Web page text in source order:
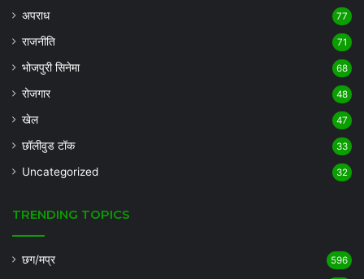
अपराध 77
राजनीति 71
भोजपुरी सिनेमा 68
रोजगार 48
खेल 47
छॉलीवुड टॉक 33
Uncategorized 32
TRENDING TOPICS
छग/मप्र 596